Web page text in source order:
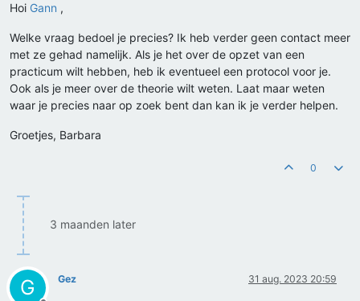
Hoi Gann ,
Welke vraag bedoel je precies? Ik heb verder geen contact meer
met ze gehad namelijk. Als je het over de opzet van een
practicum wilt hebben, heb ik eventueel een protocol voor je.
Ook als je meer over de theorie wilt weten. Laat maar weten
waar je precies naar op zoek bent dan kan ik je verder helpen.
Groetjes, Barbara
0
3 maanden later
G Gez 31 aug. 2023 20:59